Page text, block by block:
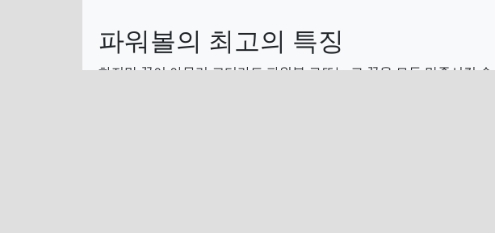
파워볼의 최고의 특징
하지만 꿈이 아무리 크더라도 파워볼 로또는 그 꿈을 모두 만족시킬